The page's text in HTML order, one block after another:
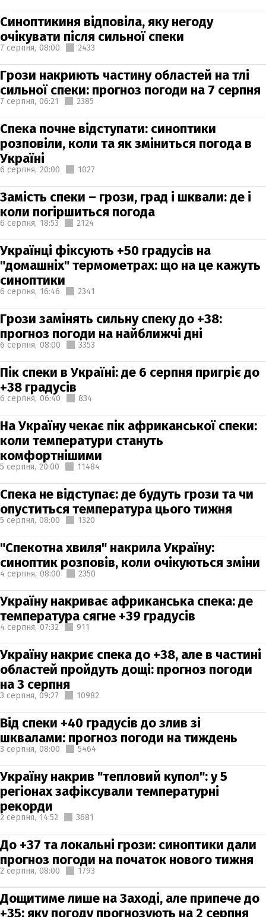
Синоптикиня відповіла, яку негоду
очікувати після сильної спеки
7 серпня, 08:00 2433
Грози накриють частину областей на тлі
сильної спеки: прогноз погоди на 7 серпня
7 серпня, 06:21 2385
Спека почне відступати: синоптики
розповіли, коли та як зміниться погода в
Україні
6 серпня, 20:00 1027
Замість спеки – грози, град і шквали: де і
коли погіршиться погода
6 серпня, 18:53 2124
Українці фіксують +50 градусів на
"домашніх" термометрах: що на це кажуть
синоптики
6 серпня, 16:46 2341
Грози замінять сильну спеку до +38:
прогноз погоди на найближчі дні
6 серпня, 08:00 3353
Пік спеки в Україні: де 6 серпня пригріє до
+38 градусів
6 серпня, 06:40 834
На Україну чекає пік африканської спеки:
коли температури стануть
комфортнішими
5 серпня, 20:00 11484
Спека не відступає: де будуть грози та чи
опуститься температура цього тижня
5 серпня, 08:00 1320
"Спекотна хвиля" накрила Україну:
синоптик розповів, коли очікуються зміни
4 серпня, 08:00 2350
Україну накриває африканська спека: де
температура сягне +39 градусів
4 серпня, 07:32 911
Україну накриє спека до +38, але в частині
областей пройдуть дощі: прогноз погоди
на 3 серпня
3 серпня, 09:27 10982
Від спеки +40 градусів до злив зі
шквалами: прогноз погоди на тиждень
3 серпня, 08:00 5464
Україну накрив "тепловий купол": у 5
регіонах зафіксували температурні
рекорди
2 серпня, 14:52 3681
До +37 та локальні грози: синоптики дали
прогноз погоди на початок нового тижня
2 серпня, 08:00 1793
Дощитиме лише на Заході, але припече до
+35: яку погоду прогнозують на 2 серпня